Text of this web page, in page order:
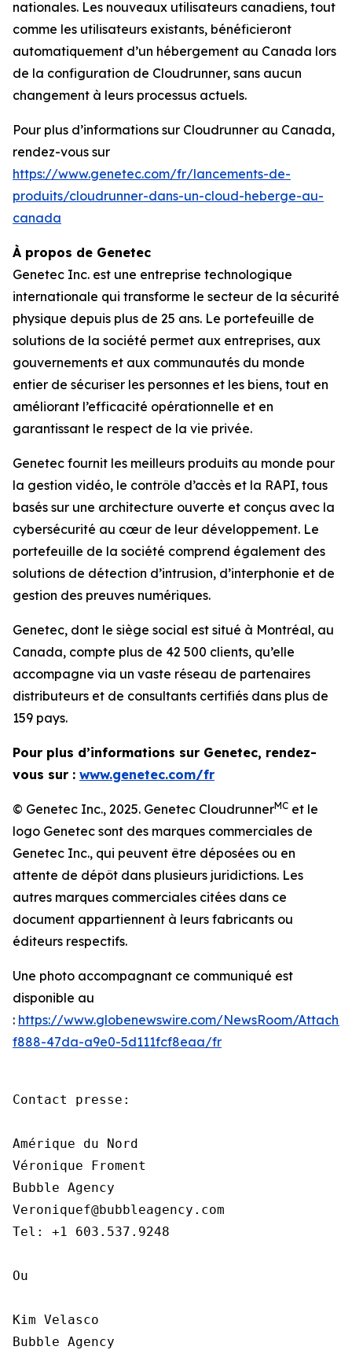
nationales. Les nouveaux utilisateurs canadiens, tout
comme les utilisateurs existants, bénéficieront
automatiquement d’un hébergement au Canada lors
de la configuration de Cloudrunner, sans aucun
changement à leurs processus actuels.
Pour plus d’informations sur Cloudrunner au Canada,
rendez-vous sur
https://www.genetec.com/fr/lancements-de-
produits/cloudrunner-dans-un-cloud-heberge-au-
canada
À propos de Genetec
Genetec Inc. est une entreprise technologique
internationale qui transforme le secteur de la sécurité
physique depuis plus de 25 ans. Le portefeuille de
solutions de la société permet aux entreprises, aux
gouvernements et aux communautés du monde
entier de sécuriser les personnes et les biens, tout en
améliorant l’efficacité opérationnelle et en
garantissant le respect de la vie privée.
Genetec fournit les meilleurs produits au monde pour
la gestion vidéo, le contrôle d’accès et la RAPI, tous
basés sur une architecture ouverte et conçus avec la
cybersécurité au cœur de leur développement. Le
portefeuille de la société comprend également des
solutions de détection d’intrusion, d’interphonie et de
gestion des preuves numériques.
Genetec, dont le siège social est situé à Montréal, au
Canada, compte plus de 42 500 clients, qu’elle
accompagne via un vaste réseau de partenaires
distributeurs et de consultants certifiés dans plus de
159 pays.
Pour plus d’informations sur Genetec, rendez-
vous sur : www.genetec.com/fr
© Genetec Inc., 2025. Genetec CloudrunnerMC et le
logo Genetec sont des marques commerciales de
Genetec Inc., qui peuvent être déposées ou en
attente de dépôt dans plusieurs juridictions. Les
autres marques commerciales citées dans ce
document appartiennent à leurs fabricants ou
éditeurs respectifs.
Une photo accompagnant ce communiqué est
disponible au
: https://www.globenewswire.com/NewsRoom/
f888-47da-a9e0-5d111fcf8eaa/fr
Contact presse:
Amérique du Nord
Véronique Froment
Bubble Agency
Veroniquef@bubbleagency.com
Tel: +1 603.537.9248
Ou
Kim Velasco
Bubble Agency